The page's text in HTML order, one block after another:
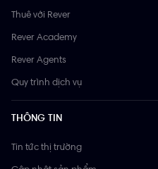
Thuê với Rever
Rever Academy
Rever Agents
Quy trình dịch vụ
THÔNG TIN
Tin tức thị trường